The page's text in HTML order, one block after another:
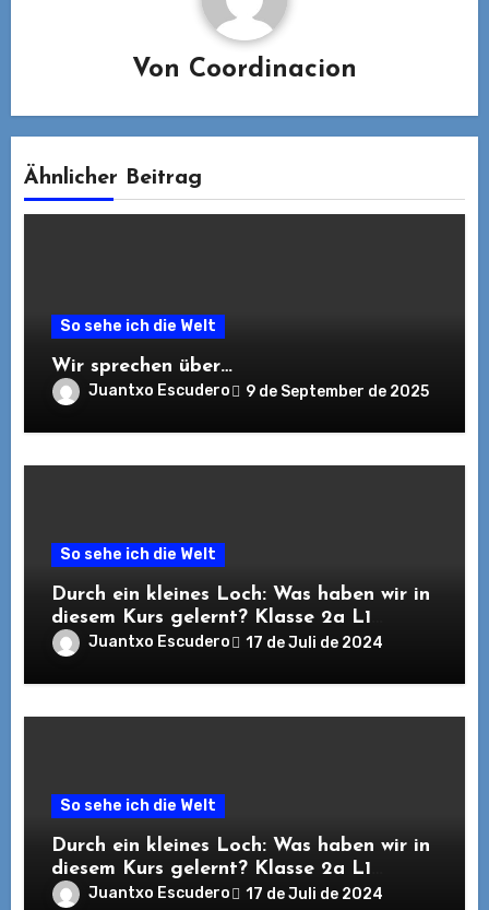
Von Coordinacion
Ähnlicher Beitrag
So sehe ich die Welt
Wir sprechen über…
Juantxo Escudero 9 de September de 2025
So sehe ich die Welt
Durch ein kleines Loch: Was haben wir in
diesem Kurs gelernt? Klasse 2a L1
Deutsch. 2023/2024
Juantxo Escudero 17 de Juli de 2024
So sehe ich die Welt
Durch ein kleines Loch: Was haben wir in
diesem Kurs gelernt? Klasse 2a L1
Spanisch. 2023/2024
Juantxo Escudero 17 de Juli de 2024